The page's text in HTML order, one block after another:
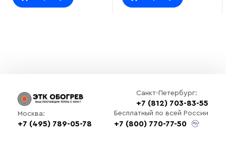
Санкт-Петербург:
+7 (812) 703-83-55
Москва:
+7 (495) 789-05-78
Бесплатный по всей России
+7 (800) 770-77-50